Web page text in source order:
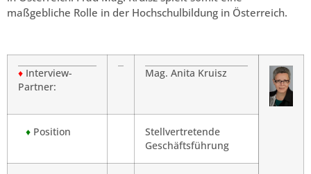
maßgebliche Rolle in der Hochschulbildung in Österreich.
♦ Interview-
Partner:
Mag. Anita Kruisz
♦ Position
Stellvertretende
Geschäftsführung